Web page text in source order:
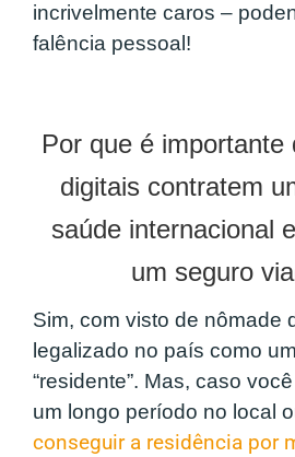
incrivelmente caros –
falência pessoal!
Por que é importante
digitais contratem
saúde internacional
um seguro
Sim, com visto de nômade
legalizado no país como
“residente”. Mas, caso
um longo período no local
conseguir a residência por